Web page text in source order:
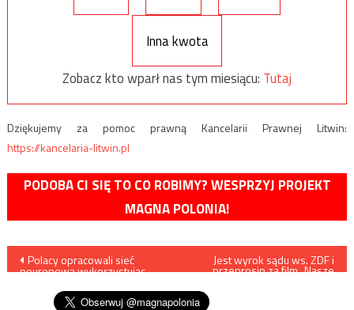
Inna kwota
Zobacz kto wparł nas tym miesiącu: Tutaj
Dziękujemy za pomoc prawną Kancelarii Prawnej Litwin:
https://kancelaria-litwin.pl
PODOBA CI SIĘ TO CO ROBIMY? WESPRZYJ PROJEKT
MAGNA POLONIA!
Nawigacja
wpisu
Polacy opracowali sieć
neuronową wykorzystując
Jest wyrok sądu ws. ZDF i
przeprosin za film „Nasze